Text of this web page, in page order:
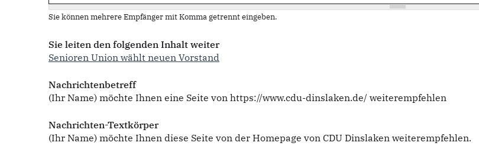
Sie können mehrere Empfänger mit Komma getrennt eingeben.
Sie leiten den folgenden Inhalt weiter
Senioren Union wählt neuen Vorstand
Nachrichtenbetreff
(Ihr Name) möchte Ihnen eine Seite von https://www.cdu-dinslaken.de/ weiterempfehlen
Nachrichten-Textkörper
(Ihr Name) möchte Ihnen diese Seite von der Homepage von CDU Dinslaken weiterempfehlen.